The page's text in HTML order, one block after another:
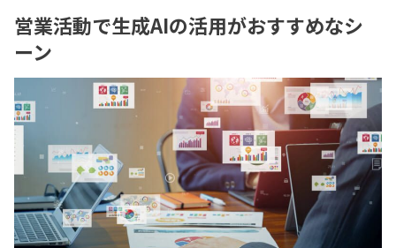
営業活動で生成AIの活用がおすすめなシ
ーン